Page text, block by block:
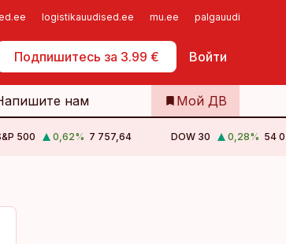
logistikauudised.ee mu.ee palgauudised.ee
Подпишитесь за 3.99 € Войти
Самообслуживание
нам Мой ДВ
500 0,62% 7 757,64 DOW 30 0,28% 54